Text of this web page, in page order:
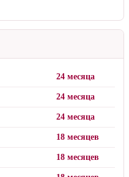
для сидения и лежания.
службу изделия при
эксплуатации,